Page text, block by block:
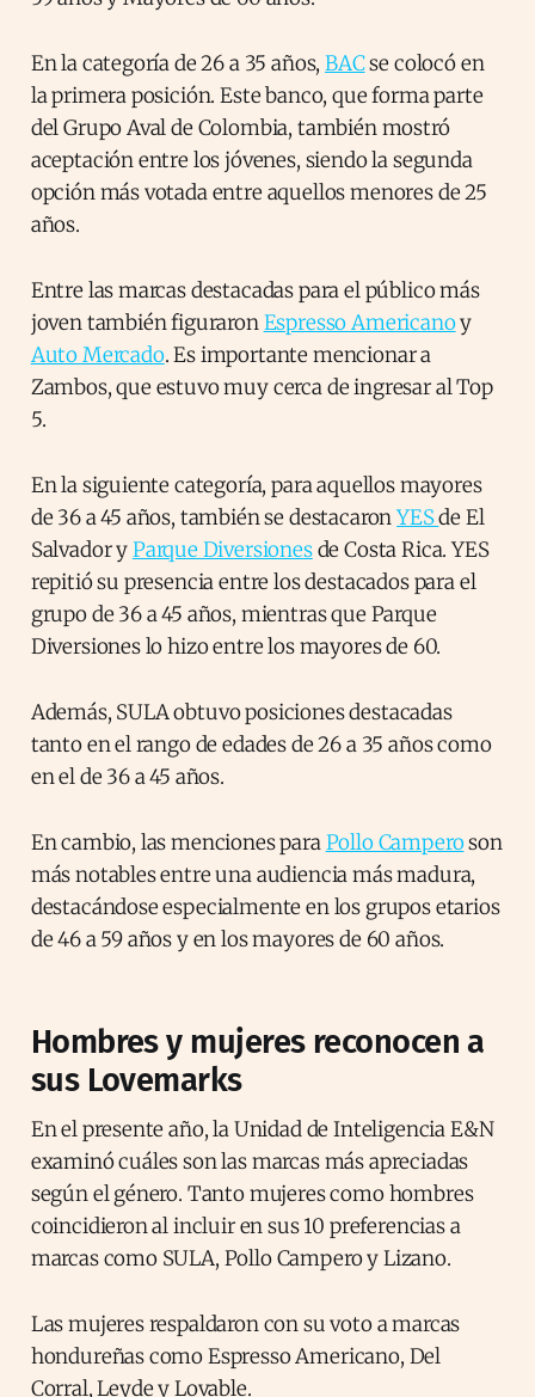
En la categoría de 26 a 35 años,BACse colocó en
la primera posición. Este banco, que forma parte
del Grupo Aval de Colombia, también mostró
aceptación entre los jóvenes, siendo la segunda
opción más votada entre aquellos menores de 25
años.
Entre las marcas destacadas para el público más
joven también figuraronEspresso Americanoy
Auto Mercado. Es importante mencionar a
Zambos, que estuvo muy cerca de ingresar al Top
5.
En la siguiente categoría, para aquellos mayores
de 36 a 45 años, también se destacaronYESde El
Salvador yParque Diversionesde Costa Rica. YES
repitió su presencia entre los destacados para el
grupo de 36 a 45 años, mientras que Parque
Diversiones lo hizo entre los mayores de 60.
Además, SULA obtuvo posiciones destacadas
tanto en el rango de edades de 26 a 35 años como
en el de 36 a 45 años.
En cambio, las menciones paraPollo Camperoson
más notables entre una audiencia más madura,
destacándose especialmente en los grupos etarios
de 46 a 59 años y en los mayores de 60 años.
Hombres y mujeres reconocen a
sus Lovemarks
En el presente año, la Unidad de Inteligencia E&N
examinó cuáles son las marcas más apreciadas
según el género. Tanto mujeres como hombres
coincidieron al incluir en sus 10 preferencias a
marcas como SULA, Pollo Campero y Lizano.
Las mujeres respaldaron con su voto a marcas
hondureñas como Espresso Americano, Del
Corral, Leyde y Lovable.